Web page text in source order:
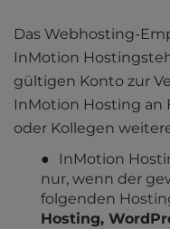
Das Webhosting-
InMotion
gültigen Konto zur
InMotion Hosting an
oder Kollegen
InMotion
nur, wenn der
folgenden
Hosting,